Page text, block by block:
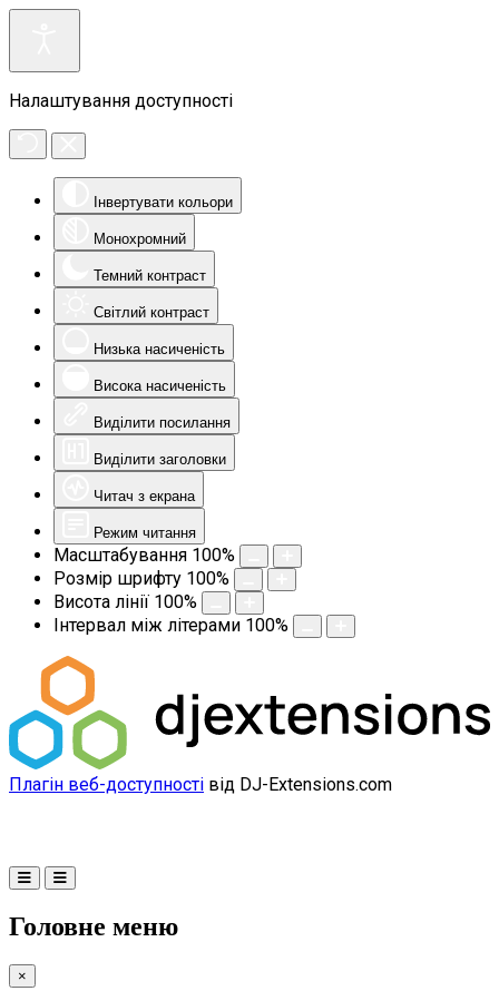
Налаштування доступності
Інвертувати кольори
Монохромний
Темний контраст
Світлий контраст
Низька насиченість
Висока насиченість
Виділити посилання
Виділити заголовки
Читач з екрана
Режим читання
Масштабування 100%
Розмір шрифту 100%
Висота лінії 100%
Інтервал між літерами 100%
Плагін веб-доступності від DJ-Extensions.com
Головне меню
×